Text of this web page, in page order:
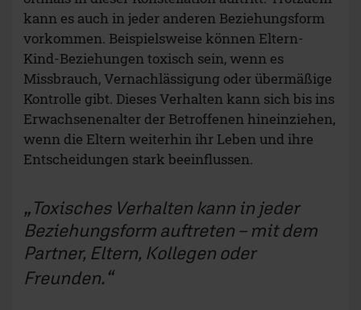
kann es auch in jeder anderen Beziehungsform
vorkommen. Beispielsweise können Eltern-
Kind-Beziehungen toxisch sein, wenn es
Missbrauch, Vernachlässigung oder übermäßige
Kontrolle gibt. Dieses Verhalten kann sich bis ins
Erwachsenenalter der Betroffenen hineinziehen,
wenn die Eltern weiterhin ihr Leben und ihre
Entscheidungen stark beeinflussen.
Toxisches Verhalten kann in jeder
Beziehungsform auftreten – mit dem
Partner, Eltern, Kollegen oder
Freunden.